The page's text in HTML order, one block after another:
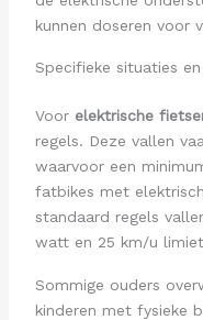
kunnen doseren voor
Specifieke situaties
Voor elektrische
regels. Deze vallen
waarvoor een
fatbikes met
standaard regels
watt en 25 km/u
Sommige ouders
kinderen met fysieke